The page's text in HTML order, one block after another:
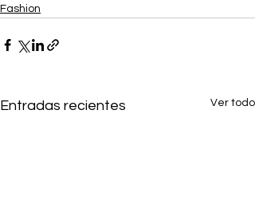
Fashion
Entradas recientes Ver todo